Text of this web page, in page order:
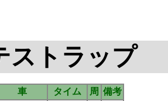
ストラップ
車 タイム 周 備考